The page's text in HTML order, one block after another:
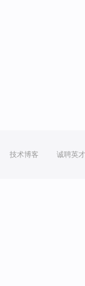
技术博客 诚聘英才